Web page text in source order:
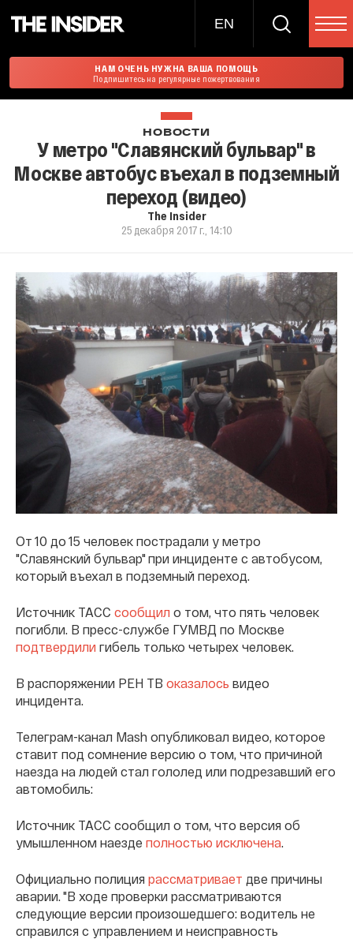
EN
НАМ ОЧЕНЬ НУЖНА ВАША ПОМОЩЬ
Подпишитесь на регулярные пожертвования
НОВОСТИ
У метро "Славянский бульвар" в
Москве автобус въехал в подземный
переход (видео)
The Insider
25 декабря 2017 г., 14:10
От 10 до 15 человек пострадали у метро
"Славянский бульвар" при инциденте с автобусом,
который въехал в подземный переход.
Источник ТАСС сообщил о том, что пять человек
погибли. В пресс-службе ГУМВД по Москве
подтвердили гибель только четырех человек.
В распоряжении РЕН ТВ оказалось видео
инцидента.
Телеграм-канал Mash опубликовал видео, которое
ставит под сомнение версию о том, что причиной
наезда на людей стал гололед или подрезавший его
автомобиль:
Источник ТАСС сообщил о том, что версия об
умышленном наезде полностью исключена.
Официально полиция рассматривает две причины
аварии. "В ходе проверки рассматриваются
следующие версии произошедшего: водитель не
справился с управлением и неисправность